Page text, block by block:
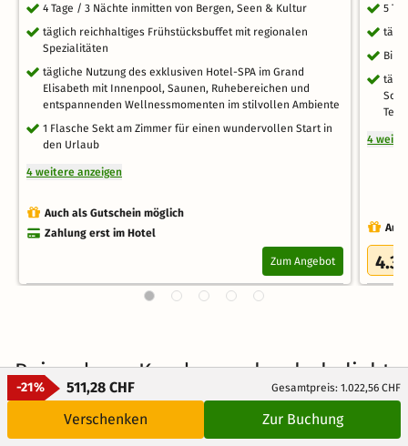
-21% 511,28 CHF Gesamtpreis: 1.022,56 CHF
Verschenken Zur Buchung
4 Tage / 3 Nächte inmitten von Bergen, Seen & Kultur
täglich reichhaltiges Frühstücksbuffet mit regionalen
Spezialitäten
tägliche Nutzung des exklusiven Hotel-SPA im Grand
Elisabeth mit Innenpool, Saunen, Ruhebereichen und
entspannenden Wellnessmomenten im stilvollen Ambiente
1 Flasche Sekt am Zimmer für einen wundervollen Start in
den Urlaub
4 weitere anzeigen
Auch als Gutschein möglich
Zahlung erst im Hotel
Zum Angebot
5
4
4.3
Bei anderen Kunden auch sehr beliebt
3 Tage
Kostenlos stornierbar